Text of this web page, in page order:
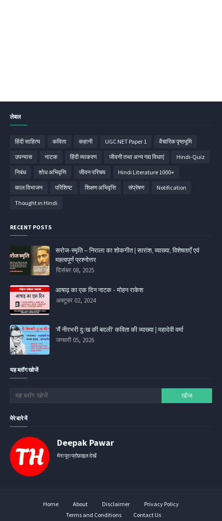
लेबल
हिंदी साहित्‍य कविता कहानी UGC NET Paper 1 वैचारिक पृष्ठभूमि
उपन्‍यास नाटक हिंदी व्‍याकरण जीवनी तथा अन्य गद्य विधाएं Hindi-Quiz
निबंध शोध अभिवृत्ति जीवन परिचय Hindi Literature 1000+
काल विभाजन परिशिष्‍ट शिक्षण अभिवृत्ति संप्रेषण Notification
Thought in Hindi
RECENT POSTS
सरोज-स्मृति – निराला का शोकगीत | सारांश, व्याख्या, विशेषताएँ एवं
महत्वपूर्ण प्रश्नोत्तर
दिसंबर 08, 2025
आषाढ़ का एक दिन नाटक - मोहन राकेश
अक्टूबर 02, 2024
'मैं नीरभरी दुःख की बदली' कविता की व्‍याख्‍या | महादेवी वर्मा
जनवरी 05, 2026
यह ब्लॉग खोजें
मेरे बारे में
Deepak Pawar
मेरा पूरा प्रोफ़ाइल देखें
Home About Disclaimer
Privacy Policy
Terms and Conditions
Contact Us